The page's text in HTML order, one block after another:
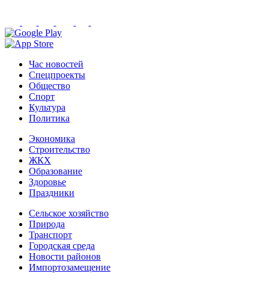
Час новостей
Спецпроекты
Общество
Спорт
Культура
Политика
Экономика
Строительство
ЖКХ
Образование
Здоровье
Праздники
Сельское хозяйство
Природа
Транспорт
Городская среда
Новости районов
Импортозамещение